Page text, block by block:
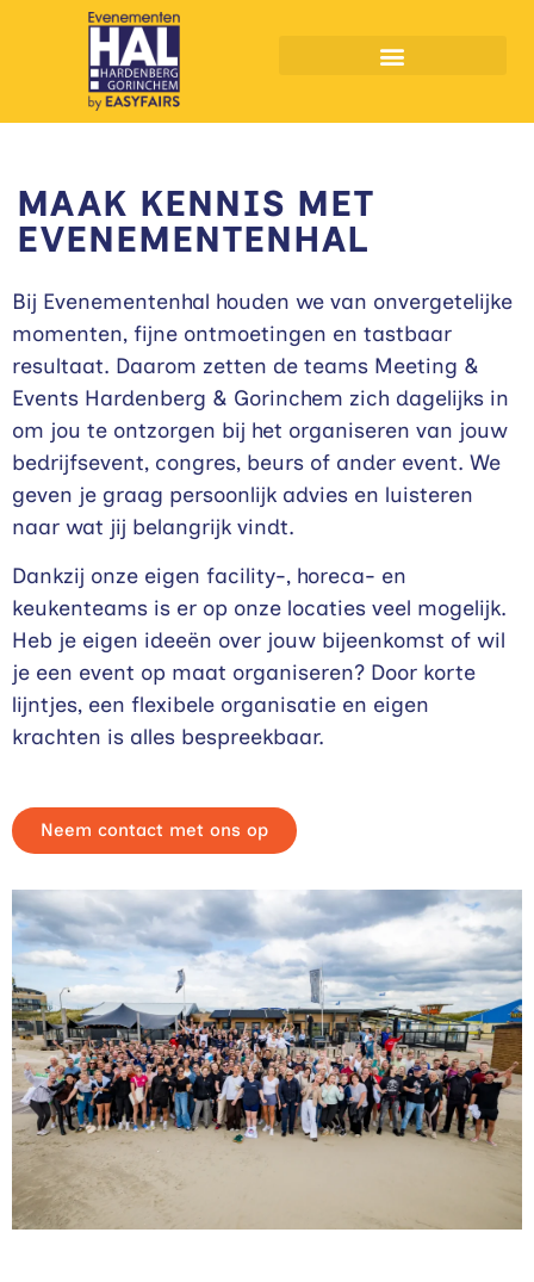
MAAK KENNIS MET
EVENEMENTENHAL
Bij Evenementenhal houden we van onvergetelijke
momenten, fijne ontmoetingen en tastbaar
resultaat. Daarom zetten de teams Meeting &
Events Hardenberg & Gorinchem zich dagelijks in
om jou te ontzorgen bij het organiseren van jouw
bedrijfsevent, congres, beurs of ander event. We
geven je graag persoonlijk advies en luisteren
naar wat jij belangrijk vindt.
Dankzij onze eigen facility-, horeca- en
keukenteams is er op onze locaties veel mogelijk.
Heb je eigen ideeën over jouw bijeenkomst of wil
je een event op maat organiseren? Door korte
lijntjes, een flexibele organisatie en eigen
krachten is alles bespreekbaar.
Neem contact met ons op